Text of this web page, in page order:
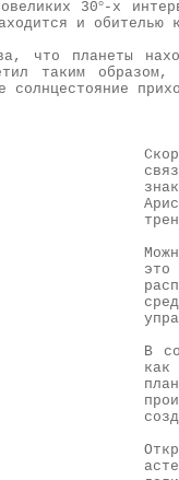
30°-х
и обителью
что планеты
таким
солнцестояние
это
В